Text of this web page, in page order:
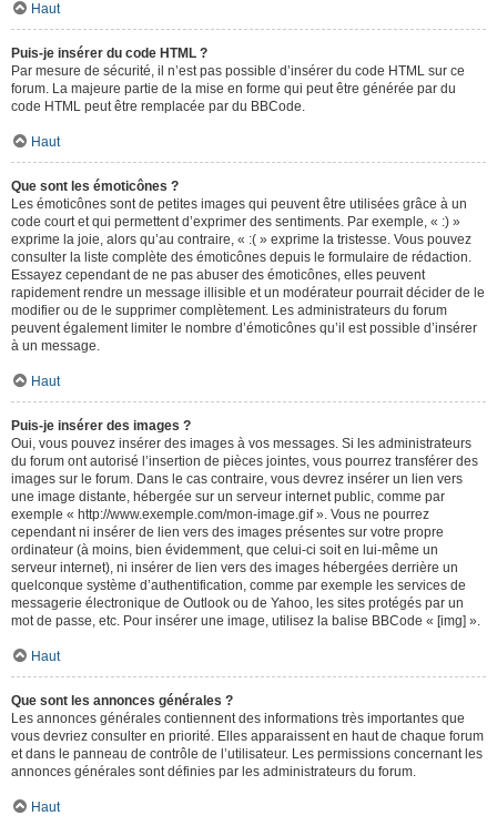
Haut
Puis-je insérer du code HTML ?
Par mesure de sécurité, il n’est pas possible d’insérer du code HTML sur ce
forum. La majeure partie de la mise en forme qui peut être générée par du
code HTML peut être remplacée par du BBCode.
Haut
Que sont les émoticônes ?
Les émoticônes sont de petites images qui peuvent être utilisées grâce à un
code court et qui permettent d’exprimer des sentiments. Par exemple, « :) »
exprime la joie, alors qu’au contraire, « :( » exprime la tristesse. Vous pouvez
consulter la liste complète des émoticônes depuis le formulaire de rédaction.
Essayez cependant de ne pas abuser des émoticônes, elles peuvent
rapidement rendre un message illisible et un modérateur pourrait décider de le
modifier ou de le supprimer complètement. Les administrateurs du forum
peuvent également limiter le nombre d’émoticônes qu’il est possible d’insérer
à un message.
Haut
Puis-je insérer des images ?
Oui, vous pouvez insérer des images à vos messages. Si les administrateurs
du forum ont autorisé l’insertion de pièces jointes, vous pourrez transférer des
images sur le forum. Dans le cas contraire, vous devrez insérer un lien vers
une image distante, hébergée sur un serveur internet public, comme par
exemple « http://www.exemple.com/mon-image.gif ». Vous ne pourrez
cependant ni insérer de lien vers des images présentes sur votre propre
ordinateur (à moins, bien évidemment, que celui-ci soit en lui-même un
serveur internet), ni insérer de lien vers des images hébergées derrière un
quelconque système d’authentification, comme par exemple les services de
messagerie électronique de Outlook ou de Yahoo, les sites protégés par un
mot de passe, etc. Pour insérer une image, utilisez la balise BBCode « [img] ».
Haut
Que sont les annonces générales ?
Les annonces générales contiennent des informations très importantes que
vous devriez consulter en priorité. Elles apparaissent en haut de chaque forum
et dans le panneau de contrôle de l’utilisateur. Les permissions concernant les
annonces générales sont définies par les administrateurs du forum.
Haut